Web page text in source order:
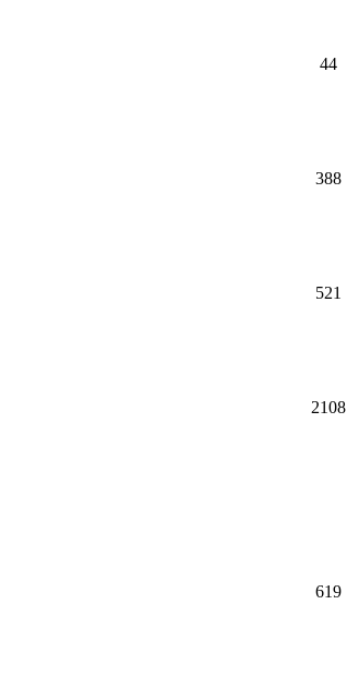
44
388
521
2108
619